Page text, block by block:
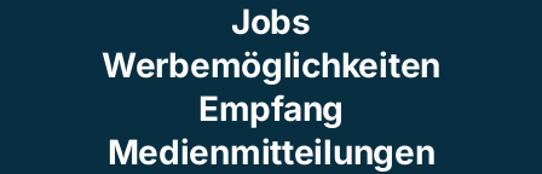
Jobs
Werbemöglichkeiten
Empfang
Medienmitteilungen